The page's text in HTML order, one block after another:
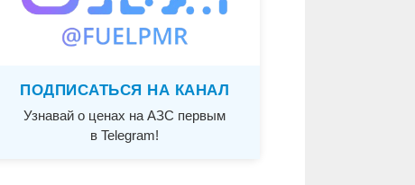
ПОДПИСАТЬСЯ НА КАНАЛ
Узнавай о ценах на АЗС первым
в Telegram!